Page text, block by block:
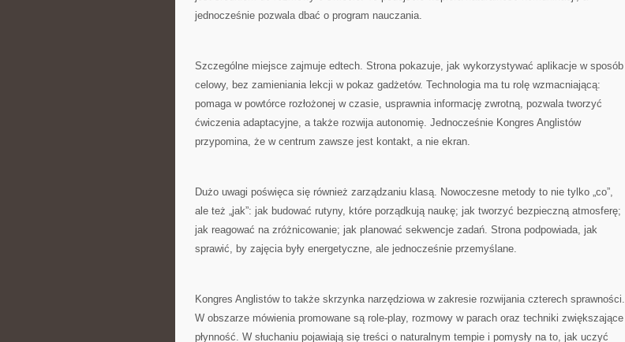
jednocześnie pozwala dbać o program nauczania.
Szczególne miejsce zajmuje edtech. Strona pokazuje, jak wykorzystywać aplikacje w sposób
celowy, bez zamieniania lekcji w pokaz gadżetów. Technologia ma tu rolę wzmacniającą:
pomaga w powtórce rozłożonej w czasie, usprawnia informację zwrotną, pozwala tworzyć
ćwiczenia adaptacyjne, a także rozwija autonomię. Jednocześnie Kongres Anglistów
przypomina, że w centrum zawsze jest kontakt, a nie ekran.
Dużo uwagi poświęca się również zarządzaniu klasą. Nowoczesne metody to nie tylko „co”,
ale też „jak”: jak budować rutyny, które porządkują naukę; jak tworzyć bezpieczną atmosferę;
jak reagować na zróżnicowanie; jak planować sekwencje zadań. Strona podpowiada, jak
sprawić, by zajęcia były energetyczne, ale jednocześnie przemyślane.
Kongres Anglistów to także skrzynka narzędziowa w zakresie rozwijania czterech sprawności.
W obszarze mówienia promowane są role-play, rozmowy w parach oraz techniki zwiększające
płynność. W słuchaniu pojawiają się treści o naturalnym tempie i pomysły na to, jak uczyć